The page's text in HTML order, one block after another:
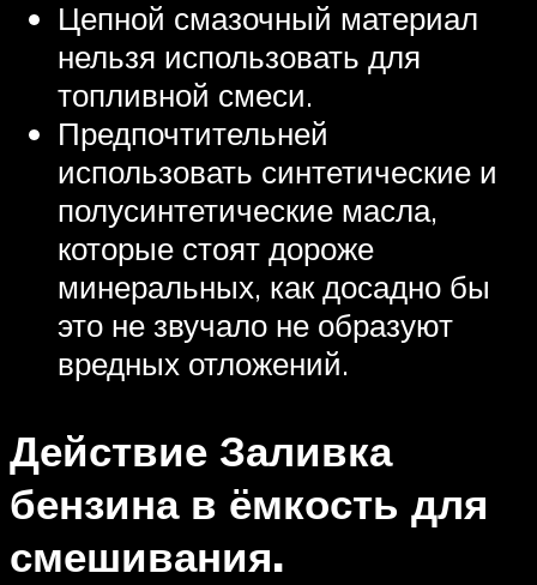
Цепной смазочный материал
нельзя использовать для
топливной смеси.
Предпочтительней
использовать синтетические и
полусинтетические масла,
которые стоят дороже
минеральных, как досадно бы
это не звучало не образуют
вредных отложений.
Действие Заливка
бензина в ёмкость для
смешивания.